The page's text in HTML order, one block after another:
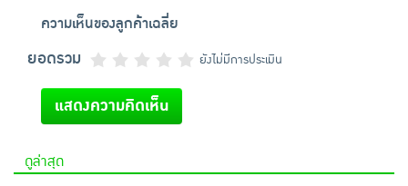
ความเห็นของลูกค้าเฉลี่ย
ยอดรวม ยังไม่มีการประเมิน
แสดงความคิดเห็น
ดูล่าสุด